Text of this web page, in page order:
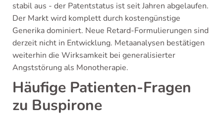
stabil aus - der Patentstatus ist seit Jahren abgelaufen.
Der Markt wird komplett durch kostengünstige
Generika dominiert. Neue Retard-Formulierungen sind
derzeit nicht in Entwicklung. Metaanalysen bestätigen
weiterhin die Wirksamkeit bei generalisierter
Angststörung als Monotherapie.
Häufige Patienten-Fragen
zu Buspirone